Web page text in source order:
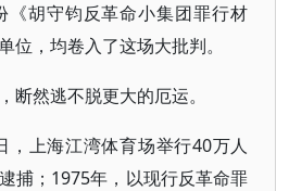
《胡守钧反革命小集团罪行材
位，均卷入了这场大批判。
断然逃不脱更大的厄运。
，上海江湾体育场举行40万人
捕；1975年，以现行反革命罪